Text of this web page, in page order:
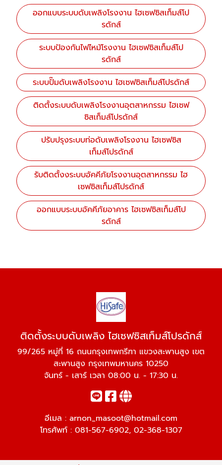
ออกแบบระบบดับเพลิงโรงงาน ไฮเซฟซิสเท็มส์โป
รดักส์
ระบบป้องกันไฟไหม้โรงงาน ไฮเซฟซิสเท็มส์โป
รดักส์
ระบบปั๊มดับเพลิงโรงงาน ไฮเซฟซิสเท็มส์โปรดักส์
ติดตั้งระบบดับเพลิงโรงงานอุตสาหกรรม ไฮเซฟ
ซิสเท็มส์โปรดักส์
ปรับปรุงระบบท่อดับเพลิงโรงงาน ไฮเซฟซิส
เท็มส์โปรดักส์
รับติดตั้งงระบบอัคคีภัยโรงงานอุตสาหกรรม ไฮ
เซฟซิสเท็มส์โปรดักส์
ออกแบบระบบอัคคีภัยอาคาร ไฮเซฟซิสเท็มส์โป
รดักส์
ติดตั้งระบบดับเพลิง ไฮเซฟซิสเท็มส์โปรดักส์
99/265 หมู่ที่ 16 ถนนกรุงเทพกรีฑา แขวงสะพานสูง เขต
สะพานสูง กรุงเทพมหานคร 10250
จันทร์ - เสาร์ เวลา 08:00 น. - 17:30 น.
อีเมล : arnon_masoot@hotmail.com
โทรศัพท์ : 081-567-6902, 02-368-1307